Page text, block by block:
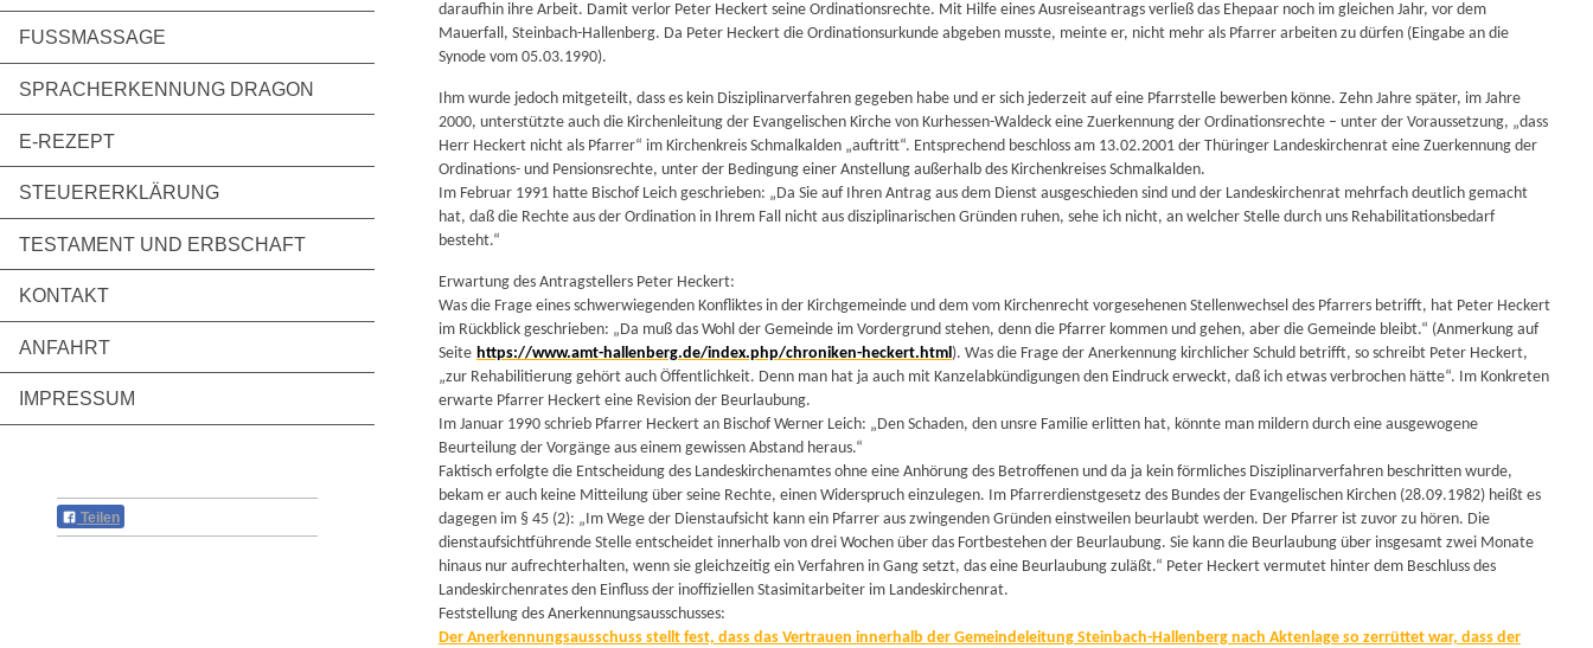
FUSSMASSAGE
SPRACHERKENNUNG DRAGON
E-REZEPT
STEUERERKLÄRUNG
TESTAMENT UND ERBSCHAFT
KONTAKT
ANFAHRT
IMPRESSUM
Teilen
daraufhin ihre Arbeit. Damit verlor Peter Heckert seine Ordinationsrechte. Mit Hilfe eines Ausreiseantrags verließ das Ehepaar noch im gleichen Jahr, vor dem
Mauerfall, Steinbach-Hallenberg. Da Peter Heckert die Ordinationsurkunde abgeben musste, meinte er, nicht mehr als Pfarrer arbeiten zu dürfen (Eingabe an die
Synode vom 05.03.1990).
Ihm wurde jedoch mitgeteilt, dass es kein Disziplinarverfahren gegeben habe und er sich jederzeit auf eine Pfarrstelle bewerben könne. Zehn Jahre später, im Jahre
2000, unterstützte auch die Kirchenleitung der Evangelischen Kirche von Kurhessen-Waldeck eine Zuerkennung der Ordinationsrechte – unter der Voraussetzung, „dass
Herr Heckert nicht als Pfarrer“ im Kirchenkreis Schmalkalden „auftritt“. Entsprechend beschloss am 13.02.2001 der Thüringer Landeskirchenrat eine Zuerkennung der
Ordinations- und Pensionsrechte, unter der Bedingung einer Anstellung außerhalb des Kirchenkreises Schmalkalden.
Im Februar 1991 hatte Bischof Leich geschrieben: „Da Sie auf Ihren Antrag aus dem Dienst ausgeschieden sind und der Landeskirchenrat mehrfach deutlich gemacht
hat, daß die Rechte aus der Ordination in Ihrem Fall nicht aus disziplinarischen Gründen ruhen, sehe ich nicht, an welcher Stelle durch uns Rehabilitationsbedarf
besteht.“
Erwartung des Antragstellers Peter Heckert:
Was die Frage eines schwerwiegenden Konfliktes in der Kirchgemeinde und dem vom Kirchenrecht vorgesehenen Stellenwechsel des Pfarrers betrifft, hat Peter Heckert
im Rückblick geschrieben: „Da muß das Wohl der Gemeinde im Vordergrund stehen, denn die Pfarrer kommen und gehen, aber die Gemeinde bleibt.“ (Anmerkung auf
Seite https://www.amt-hallenberg.de/index.php/chroniken-heckert.html). Was die Frage der Anerkennung kirchlicher Schuld betrifft, so schreibt Peter Heckert,
„zur Rehabilitierung gehört auch Öffentlichkeit. Denn man hat ja auch mit Kanzelabkündigungen den Eindruck erweckt, daß ich etwas verbrochen hätte“. Im Konkreten
erwarte Pfarrer Heckert eine Revision der Beurlaubung.
Im Januar 1990 schrieb Pfarrer Heckert an Bischof Werner Leich: „Den Schaden, den unsre Familie erlitten hat, könnte man mildern durch eine ausgewogene
Beurteilung der Vorgänge aus einem gewissen Abstand heraus.“
Faktisch erfolgte die Entscheidung des Landeskirchenamtes ohne eine Anhörung des Betroffenen und da ja kein förmliches Disziplinarverfahren beschritten wurde,
bekam er auch keine Mitteilung über seine Rechte, einen Widerspruch einzulegen. Im Pfarrerdienstgesetz des Bundes der Evangelischen Kirchen (28.09.1982) heißt es
dagegen im § 45 (2): „Im Wege der Dienstaufsicht kann ein Pfarrer aus zwingenden Gründen einstweilen beurlaubt werden. Der Pfarrer ist zuvor zu hören. Die
dienstaufsichtführende Stelle entscheidet innerhalb von drei Wochen über das Fortbestehen der Beurlaubung. Sie kann die Beurlaubung über insgesamt zwei Monate
hinaus nur aufrechterhalten, wenn sie gleichzeitig ein Verfahren in Gang setzt, das eine Beurlaubung zuläßt.“ Peter Heckert vermutet hinter dem Beschluss des
Landeskirchenrates den Einfluss der inoffiziellen Stasimitarbeiter im Landeskirchenrat.
Feststellung des Anerkennungsausschusses:
Der Anerkennungsausschuss stellt fest, dass das Vertrauen innerhalb der Gemeindeleitung Steinbach-Hallenberg nach Aktenlage so zerrüttet war, dass der